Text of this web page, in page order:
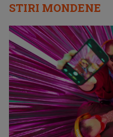
STIRI MONDENE